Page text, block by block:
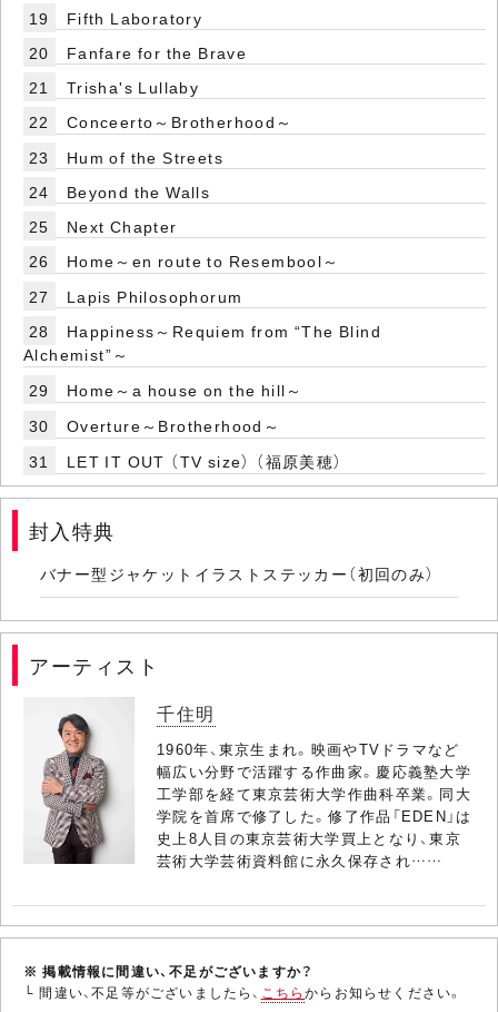
19
Fifth Laboratory
20
Fanfare for the Brave
21
Trisha's Lullaby
22
Conceerto～Brotherhood～
23
Hum of the Streets
24
Beyond the Walls
25
Next Chapter
26
Home～en route to Resembool～
27
Lapis Philosophorum
28
Happiness～Requiem from “The Blind
Alchemist”～
29
Home～a house on the hill～
30
Overture～Brotherhood～
31
LET IT OUT （TV size） （福原美穂）
封入特典
バナー型ジャケットイラストステッカー（初回のみ）
アーティスト
千住明
1960年、東京生まれ。映画やTVドラマなど
幅広い分野で活躍する作曲家。慶応義塾大学
工学部を経て東京芸術大学作曲科卒業。同大
学院を首席で修了した。修了作品「EDEN」は
史上8人目の東京芸術大学買上となり、東京
芸術大学芸術資料館に永久保存され……
※ 掲載情報に間違い、不足がございますか？
└ 間違い、不足等がございましたら、 こちらからお知らせください。